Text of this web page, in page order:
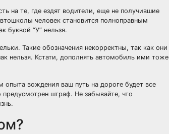
на те, где ездят водители, еще не получившие
человек становится полноправным
буквой “У” нельзя.
Такие обозначения некорректны, так как они
нельзя. Кстати, дополнять автомобиль ими тоже
опыта вождения ваш путь на дороге будет все
штраф. Не забывайте, что